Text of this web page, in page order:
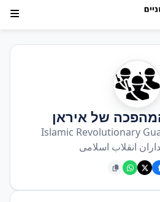
של איראן
Islamic Revolutionary
انقلاب اسلامی